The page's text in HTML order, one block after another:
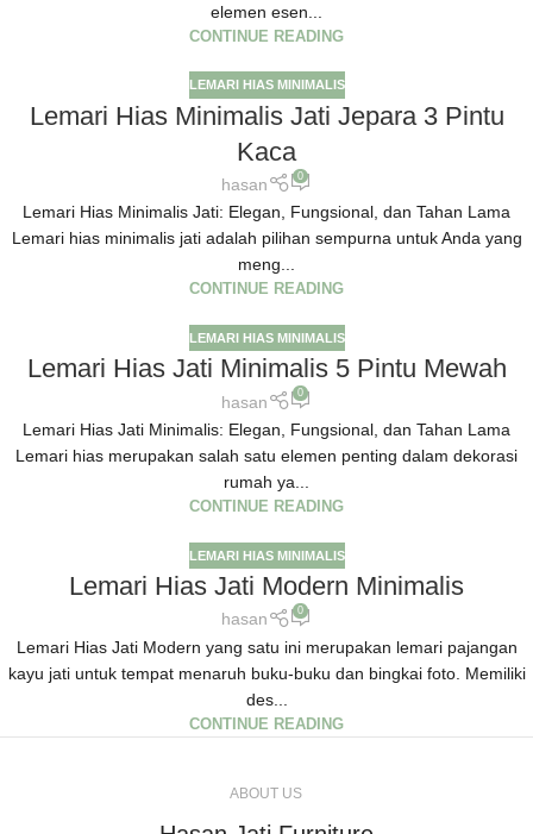
elemen esen...
CONTINUE READING
LEMARI HIAS MINIMALIS
Lemari Hias Minimalis Jati Jepara 3 Pintu
Kaca
hasan 0
Lemari Hias Minimalis Jati: Elegan, Fungsional, dan Tahan Lama
Lemari hias minimalis jati adalah pilihan sempurna untuk Anda yang
meng...
CONTINUE READING
LEMARI HIAS MINIMALIS
Lemari Hias Jati Minimalis 5 Pintu Mewah
hasan 0
Lemari Hias Jati Minimalis: Elegan, Fungsional, dan Tahan Lama
Lemari hias merupakan salah satu elemen penting dalam dekorasi
rumah ya...
CONTINUE READING
LEMARI HIAS MINIMALIS
Lemari Hias Jati Modern Minimalis
hasan 0
Lemari Hias Jati Modern yang satu ini merupakan lemari pajangan
kayu jati untuk tempat menaruh buku-buku dan bingkai foto. Memiliki
des...
CONTINUE READING
ABOUT US